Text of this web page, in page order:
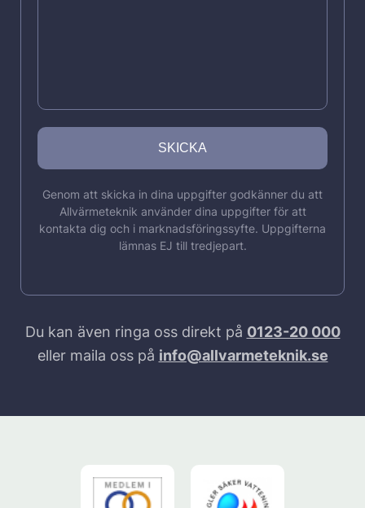
Genom att skicka in dina uppgifter godkänner du att
Allvärmeteknik använder dina uppgifter för att
kontakta dig och i marknadsföringssyfte. Uppgifterna
lämnas EJ till tredjepart.
Du kan även ringa oss direkt på 0123-20 000
eller maila oss på info@allvarmeteknik.se